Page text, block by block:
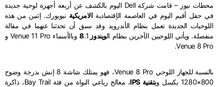
محطات نيوز – قامت شركة Dell اليوم بالكشف عن أربعة أجهزة لوحية جديدة
في حفل أقيم اليوم في العاصمة الإقتصاديةالامريكية نيويورك. إثنين من هذه
اللوحيات الجديدة تعمل بنظام الأندرويد وقد سبق أن تحدثنا عنهما في مقالة
منفصلة. ويأتي اللوحيين الآخرين بنظام الويندوز 8
.1 وبالأسماء Venue 11 Pro و
Venue 8 Pro.
بالنسبة للجهاز اللوحي Venue 8 Pro، فهو يمتلك شاشة 8 إنش بدرجة وضوح
800×1280 بكسل و
بتقنية IPS
، معالج رباعي النواة من فئة Bay Trail، ذاكرة